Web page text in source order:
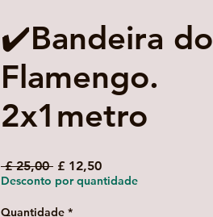
✔️Bandeira do
Flamengo.
2x1metro
£ 25,00 Preço
normal
£ 12,50Preço
promocional
Desconto por quantidade
Quantidade *